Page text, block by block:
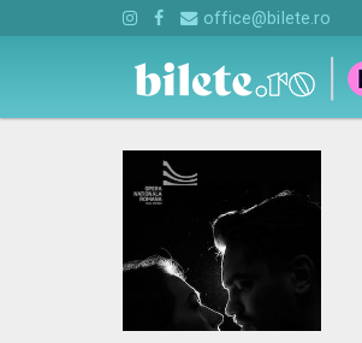
office@bilete.ro